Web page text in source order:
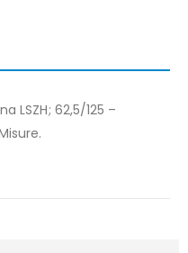
LSZH; 62,5/125 –